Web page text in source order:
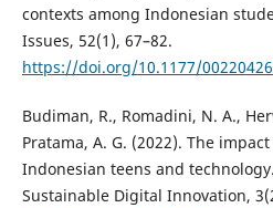
contexts among Indonesian
Issues, 52(1), 67–82.
https://doi.org/10.1177/
Budiman, R., Romadini, N. A.,
Pratama, A. G. (2022). The
Indonesian teens and
Sustainable Digital Innovation,